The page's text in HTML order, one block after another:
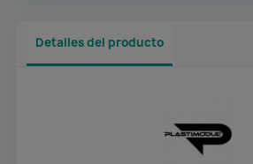
Detalles del producto